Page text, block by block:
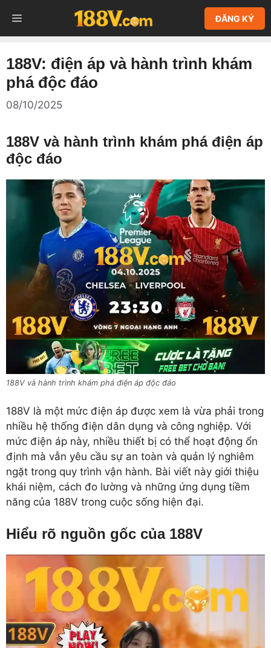
đến
nội
ĐĂNG KÝ
MENU
188V: điện áp và hành trình khám
phá độc đáo
08/10/2025
188V và hành trình khám phá điện áp
độc đáo
188V và hành trình khám phá điện áp độc đáo
188V là một mức điện áp được xem là vừa phải trong
nhiều hệ thống điện dân dụng và công nghiệp. Với
mức điện áp này, nhiều thiết bị có thể hoạt động ổn
định mà vẫn yêu cầu sự an toàn và quản lý nghiêm
ngặt trong quy trình vận hành. Bài viết này giới thiệu
khái niệm, cách đo lường và những ứng dụng tiềm
năng của 188V trong cuộc sống hiện đại.
Hiểu rõ nguồn gốc của 188V